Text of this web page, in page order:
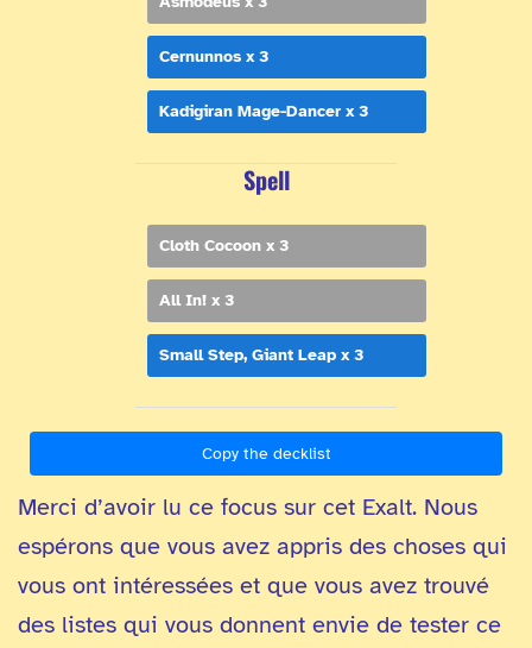
Cernunnos x 3
Kadigiran Mage-Dancer x 3
Spell
Cloth Cocoon x 3
All In! x 3
Small Step, Giant Leap x 3
Copy the decklist
Merci d’avoir lu ce focus sur cet Exalt. Nous
espérons que vous avez appris des choses qui
vous ont intéressées et que vous avez trouvé
des listes qui vous donnent envie de tester ce